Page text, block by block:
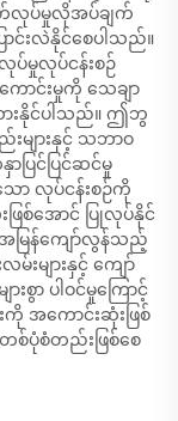
ထုတ်လုပ်မှုလိုအပ်ချက်
င်းလဲနိုင်စေပါသည်။
ပ်မှုလုပ်ငန်းစဉ်
ာင်းမှုကို သေချာ
းနိုင်ပါသည်။ ဤဘွ
ည်းများနှင့် သဘာဝ
ာပြင်ပြင်ဆင်မှု
ာ လုပ်ငန်းစဉ်ကို
စ်အောင် ပြုလုပ်နိုင်
အမြန်ကျော်လွန်သည့်
းများနှင့် ကျော်
စွာ ပါဝင်မှုကြောင့်
အကောင်းဆုံးဖြစ်
စ်ပုံစံတည်းဖြစ်စေ